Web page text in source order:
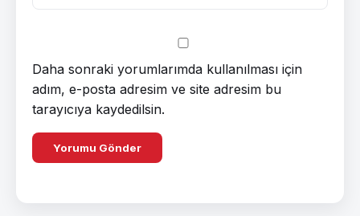
Daha sonraki yorumlarımda kullanılması için
adım, e-posta adresim ve site adresim bu
tarayıcıya kaydedilsin.